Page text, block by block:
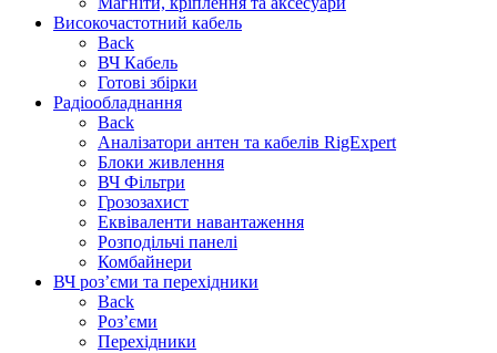
Високочастотний кабель
Back
ВЧ Кабель
Готові збірки
Радіообладнання
Back
Аналізатори антен та кабелів RigExpert
Блоки живлення
ВЧ Фільтри
Грозозахист
Еквіваленти навантаження
Розподільчі панелі
Комбайнери
ВЧ роз’єми та перехідники
Back
Роз’єми
Перехідники